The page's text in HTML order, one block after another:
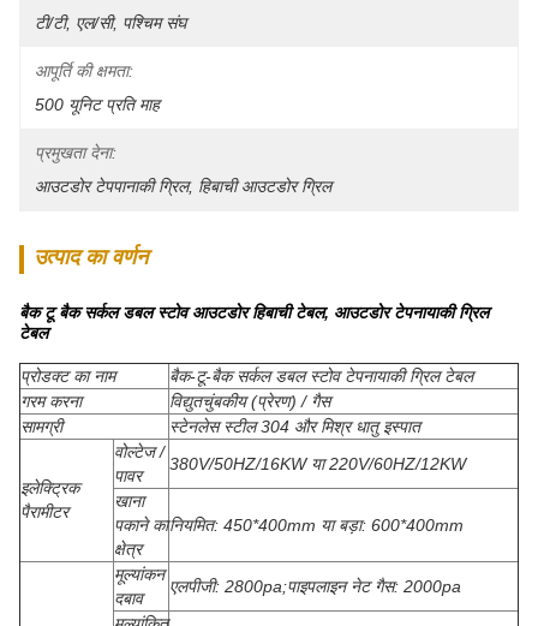
टी/टी, एल/सी, पश्चिम संघ
आपूर्ति की क्षमता:
500 यूनिट प्रति माह
प्रमुखता देना:
आउटडोर टेपपानाकी ग्रिल, हिबाची आउटडोर ग्रिल
उत्पाद का वर्णन
बैक टू बैक सर्कल डबल स्टोव आउटडोर हिबाची टेबल, आउटडोर टेपनायाकी ग्रिल
टेबल
प्रोडक्ट का नाम
बैक-टू-बैक सर्कल डबल स्टोव टेपनायाकी ग्रिल टेबल
गरम करना
विद्युतचुंबकीय (प्रेरण) / गैस
सामग्री
स्टेनलेस स्टील 304 और मिश्र धातु इस्पात
इलेक्ट्रिक
पैरामीटर
वोल्टेज /
पावर
380V/50HZ/16KW या 220V/60HZ/12KW
खाना
पकाने का
क्षेत्र
नियमित: 450*400mm या बड़ा: 600*400mm
मूल्यांकन
दबाव
एलपीजी: 2800pa;पाइपलाइन नेट गैस: 2000pa